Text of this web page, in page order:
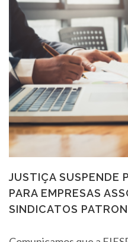
JUSTIÇA SUSPENDE
PARA EMPRESAS
SINDICATOS